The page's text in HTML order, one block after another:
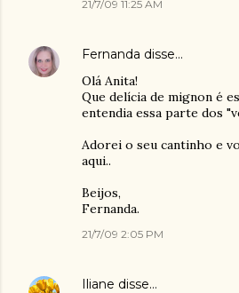
21/7/09 11:25 AM
Fernanda disse…
Olá Anita!
Que delícia de mignon é
entendia essa parte dos
Adorei o seu cantinho e
aqui..
Beijos,
Fernanda.
21/7/09 2:05 PM
Iliane disse…